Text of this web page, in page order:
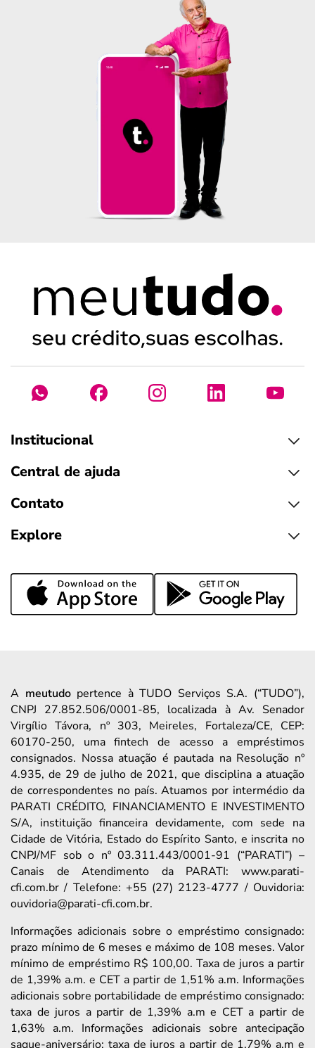
Institucional
Central de ajuda
Contato
Explore
A meutudopertence à TUDO Serviços S.A. (“TUDO”),
CNPJ 27.852.506/0001-85, localizada à Av. Senador
Virgílio Távora, nº 303, Meireles, Fortaleza/CE, CEP:
60170-250, uma fintech de acesso a empréstimos
consignados. Nossa atuação é pautada na Resolução nº
4.935, de 29 de julho de 2021, que disciplina a atuação
de correspondentes no país. Atuamos por intermédio da
PARATI CRÉDITO, FINANCIAMENTO E INVESTIMENTO
S/A, instituição financeira devidamente, com sede na
Cidade de Vitória, Estado do Espírito Santo, e inscrita no
CNPJ/MF sob o nº 03.311.443/0001-91 (“PARATI”) –
Canais de Atendimento da PARATI: www.parati-
cfi.com.br / Telefone: +55 (27) 2123-4777 / Ouvidoria:
ouvidoria@parati-cfi.com.br.
Informações adicionais sobre o empréstimo consignado:
prazo mínimo de 6 meses e máximo de 108 meses. Valor
mínimo de empréstimo R$ 100,00. Taxa de juros a partir
de 1,39% a.m. e CET a partir de 1,51% a.m. Informações
adicionais sobre portabilidade de empréstimo consignado:
taxa de juros a partir de 1,39% a.m e CET a partir de
1,63% a.m. Informações adicionais sobre antecipação
saque-aniversário: taxa de juros a partir de 1,79% a.m e